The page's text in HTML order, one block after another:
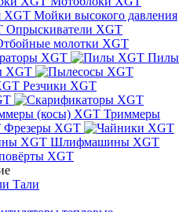
Мойки высокого давления
Опрыскиватели XGT
молотки XGT
XGT
Пилы
XGT
Резчики XGT
Триммеры
Фрезеры XGT
Шлифмашины XGT
XGT
Тали